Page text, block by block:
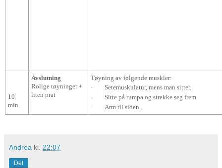
10
min
Avslutning
Rolige tøyninger +
liten prat
Tøyning av følgende muskler:
·
Setemuskulatur, mens man sitter.
·
Sitte på rumpa og strekke seg frem
·
Arm til siden.
Andrea kl. 22:07
Del